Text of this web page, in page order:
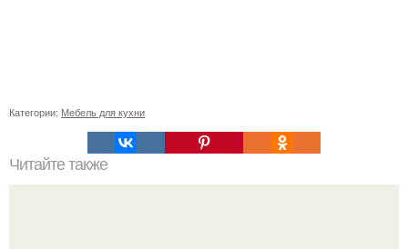
Категории: Мебель для кухни
Читайте также